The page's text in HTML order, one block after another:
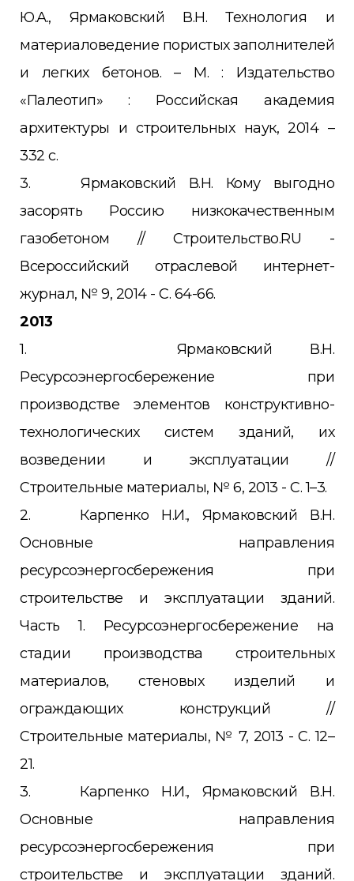
Ю.А., Ярмаковский В.Н. Технология и
материаловедение пористых заполнителей
и легких бетонов. – М. : Издательство
«Палеотип» : Российская академия
архитектуры и строительных наук, 2014 –
332 с.
3. Ярмаковский В.Н. Кому выгодно
засорять Россию низкокачественным
газобетоном // Строительство.RU -
Всероссийский отраслевой интернет-
журнал, № 9, 2014 - С. 64-66.
2013
1. Ярмаковский В.Н.
Ресурсоэнергосбережение при
производстве элементов конструктивно-
технологических систем зданий, их
возведении и эксплуатации //
Строительные материалы, № 6, 2013 - С. 1–3.
2. Карпенко Н.И., Ярмаковский В.Н.
Основные направления
ресурсоэнергосбережения при
строительстве и эксплуатации зданий.
Часть 1. Ресурсоэнергосбережение на
стадии производства строительных
материалов, стеновых изделий и
ограждающих конструкций //
Строительные материалы, № 7, 2013 - С. 12–
21.
3. Карпенко Н.И., Ярмаковский В.Н.
Основные направления
ресурсоэнергосбережения при
строительстве и эксплуатации зданий.